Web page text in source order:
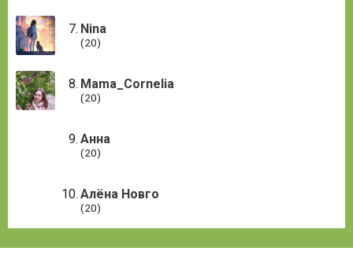
Nina
(20)
Mama_Cornelia
(20)
Анна
(20)
Алёна Новго
(20)